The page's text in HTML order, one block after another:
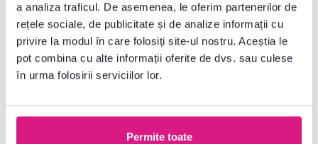
a analiza traficul. De asemenea, le oferim partenerilor de
rețele sociale, de publicitate și de analize informații cu
privire la modul în care folosiți site-ul nostru. Aceștia le
pot combina cu alte informații oferite de dvs. sau culese
în urma folosirii serviciilor lor.
Permite toate
4,5 3
Scaun poziţionabil de grădină,
negru, REGED
5,0 6
şezlong de grădină, gri/bej,
BOVRY